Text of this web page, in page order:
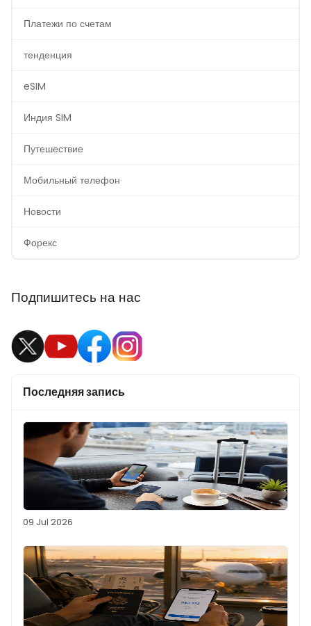
Платежи по счетам
тенденция
eSIM
Индия SIM
Путешествие
Мобильный телефон
Новости
Форекс
Подпишитесь на нас
Последняя запись
09 Jul 2026